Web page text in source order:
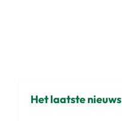
Het laatste nieuws